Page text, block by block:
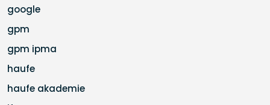
google
gpm
gpm ipma
haufe
haufe akademie